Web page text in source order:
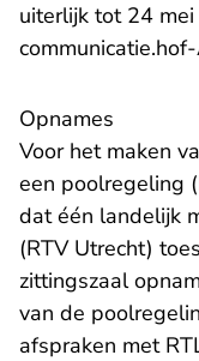
uiterlijk tot 24
Opnames
Voor het maken
een poolregeling
dat één landelijk
(RTV Utrecht)
zittingszaal
van de
afspraken met